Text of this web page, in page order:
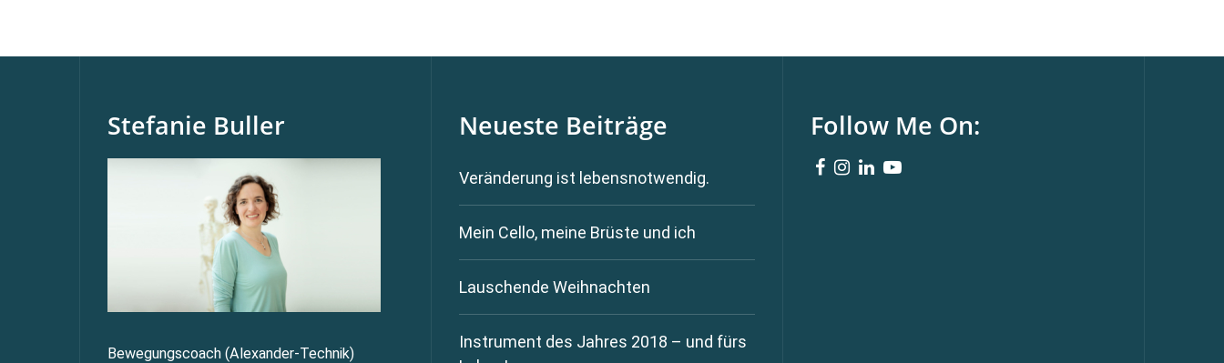
Stefanie Buller
Bewegungscoach (Alexander-Technik)
Neueste Beiträge
Veränderung ist lebensnotwendig.
Mein Cello, meine Brüste und ich
Lauschende Weihnachten
Instrument des Jahres 2018 – und fürs
Follow Me On: